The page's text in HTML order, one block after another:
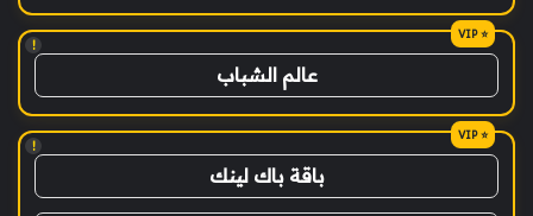
!
عالم الشباب
!
باقة باك لينك